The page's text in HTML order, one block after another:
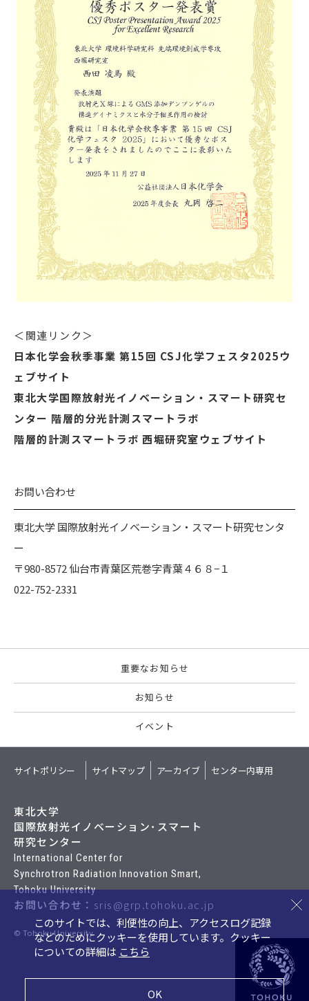
＜関連リンク＞
日本化学会秋季事業 第15回 CSJ化学フェスタ2025ウ
ェブサイト
東北大学国際放射光イノベーション・スマート研究セ
ンター 階層的分光計測スマートラボ
階層的計測スマートラボ 西堀研究室ウェブサイト
お問い合わせ
東北大学 国際放射光イノベーション・スマート研究センタ
ー
〒980-8572 仙台市青葉区荒巻字青葉４６８−１
022-752-2331
重要なお知らせ
お知らせ
イベント
サイトポリシー サイトマップ アーカイブ センター内専用
東北大学
国際放射光イノベーション･スマート
研究センター
International Center for
Synchrotron Radiation Innovation Smart,
Tohoku University
お問い合わせ： sris@grp.tohoku.ac.jp
© Tohoku University
このサイトでは、利便性の向上、アクセスログ記録
などのためにクッキーを使用しています。 クッキー
についての詳細は こちら
OK